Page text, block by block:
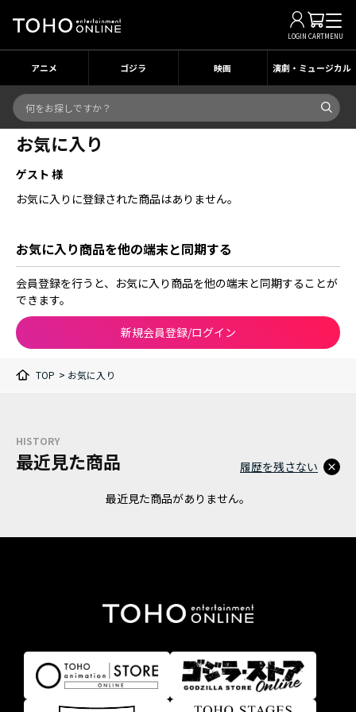
LOGIN CARTMENU
アニメ ゴジラ 映画 演劇・ミュージカル
お気に入り
ゲスト 様
お気に入りに登録された商品はありません。
お気に入り商品を他の端末と同期する
会員登録を行うと、お気に入り商品を他の端末と同期することが
できます。
新規会員登録/ログイン
TOP > お気に入り
HISTORY
最近見た商品
最近見た商品がありません。
履歴を残さない